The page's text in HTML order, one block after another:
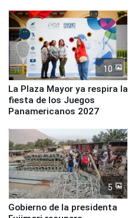
10
La Plaza Mayor ya respira la
fiesta de los Juegos
Panamericanos 2027
5
Gobierno de la presidenta